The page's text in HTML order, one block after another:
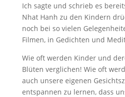
Ich sagte und schrieb es
Nhat Hanh zu den Kindern
noch bei so vielen
Filmen, in Gedichten und
Wie oft werden Kinder und
Blüten verglichen! Wie oft
auch unsere eigenen
entspannen zu lernen, dass